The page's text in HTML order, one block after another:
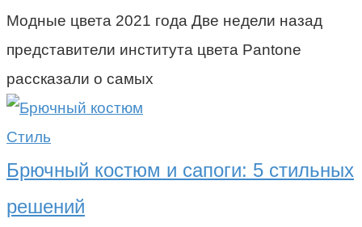
Mодные цвета 2021 года Две недели назад
представители института цвета Pantone
рассказали о самых
Стиль
Брючный костюм и сапоги: 5 стильных
решений